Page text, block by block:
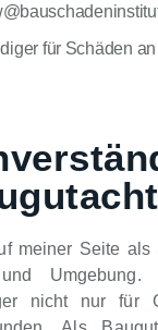
für Schäden
meiner Seite als
nicht nur für